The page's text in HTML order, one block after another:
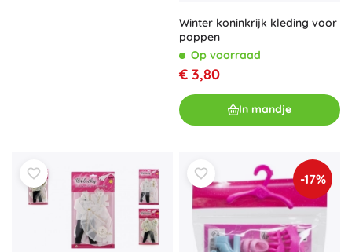
Winter koninkrijk kleding voor
poppen
Op voorraad
€ 3,80
In mandje
-17%